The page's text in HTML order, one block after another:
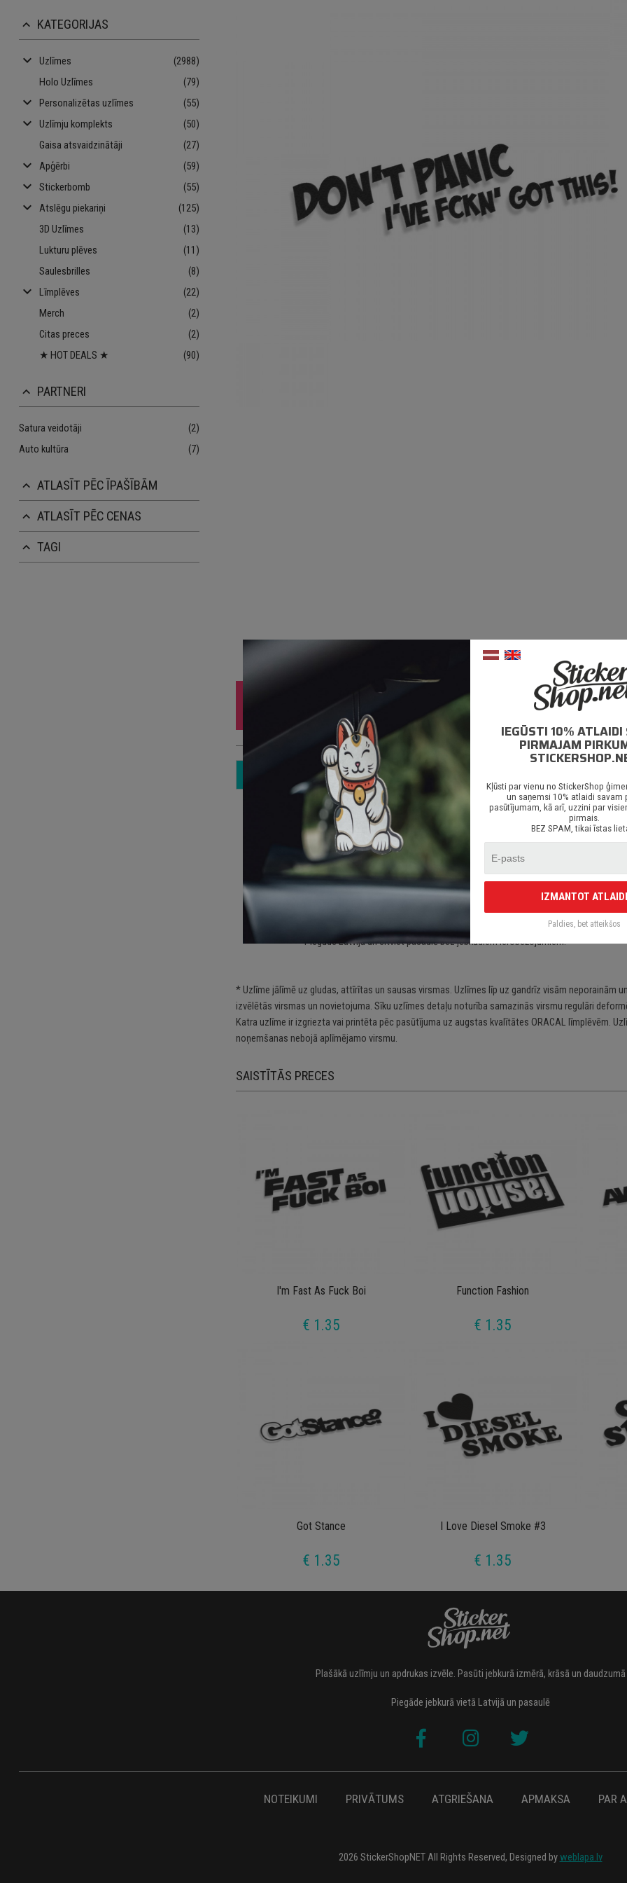
keyboard_arrow_up KATEGORIJAS
keyboard_arrow_down Uzlīmes
(2988)
Holo Uzlīmes
(79)
keyboard_arrow_down Personalizētas uzlīmes (55)
keyboard_arrow_down Uzlīmju komplekts
(50)
Gaisa atsvaidzinātāji
(27)
keyboard_arrow_down Apģērbi (59)
keyboard_arrow_down Stickerbomb (55)
keyboard_arrow_down Atslēgu piekariņi
(125)
3D Uzlīmes
(13)
Lukturu plēves
(11)
Saulesbrilles
(8)
keyboard_arrow_down Līmplēves
(22)
Merch
(2)
Citas preces
(2)
★ HOT DEALS ★
(90)
keyboard_arrow_up PARTNERI
Satura veidotāji
(2)
Auto kultūra
(7)
keyboard_arrow_up ATLASĪT PĒC ĪPAŠĪBĀM
keyboard_arrow_up ATLASĪT PĒC CENAS
keyboard_arrow_up TAGI
BEZMAKSAS PIEGĀDEonline
APRAKSTS
Izmantotas tikai augstas kvalitātes ORACAL līmplēves;
100% mitrumizturība;
3 – 5 gadu līmplēves noturība *;
Spēcīgs līmes slānis;
Paredzēts priekš auto stikliem, virsbūves daļām, krāsotām virsmām,
Piegāde Latvijā un citviet pasaulē bez jebkādiem ierobežojumiem.
* Uzlīme jālīmē uz gludas, attīrītas un sausas virsmas. Uzlīmes līp uz gandrīz visām neporainām
izvēlētās virsmas un novietojuma. Sīku uzlīmes detaļu noturība samazinās virsmu regulāri
Katra uzlīme ir izgriezta vai printēta pēc pasūtījuma uz augstas kvalītātes ORACAL līmplēvēm.
noņemšanas nebojā aplīmējamo virsmu.
SAISTĪTĀS PRECES
I'm Fast As Fuck Boi
€ 1.35
Function Fashion
€ 1.35
Got Stance
€ 1.35
I Love Diesel Smoke #3
€ 1.35
Plašākā uzlīmju un apdrukas izvēle. Pasūti jebkurā izmērā, krāsā un daudzumā
Piegāde jebkurā vietā Latvijā un pasaulē
NOTEIKUMI PRIVĀTUMS ATGRIEŠANA APMAKSA PAR
2026 StickerShopNET All Rights Reserved, Designed by weblapa.lv
IEGŪSTI 10% ATLAIDI
PIRMAJAM
Kļūsti par vienu no StickerShop
un saņemsi 10% atlaidi savam
pasūtījumam, kā arī, uzzini par
pirmais.
BEZ SPAM, tikai īstas
IZMANTOT ATLAIDI
Paldies, bet atteikšos